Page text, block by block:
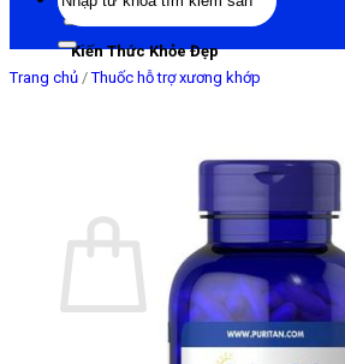
Kiến Thức Khỏe Đẹp
Chưa có sản phẩm trong giỏ hàng.
kiếm:
Trang chủ / Thuốc hỗ trợ xương khớp